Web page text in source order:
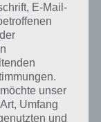
Ruhe
16.5.2020 in 4
E-Mail-
unser
Umfang
und